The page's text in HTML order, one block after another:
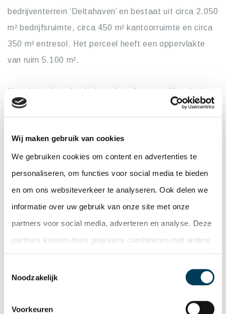
Wij maken gebruik van cookies
We gebruiken cookies om content en advertenties te
personaliseren, om functies voor social media te bieden
en om ons websiteverkeer te analyseren. Ook delen we
informatie over uw gebruik van onze site met onze
partners voor social media, adverteren en analyse. Deze
partners kunnen deze gegevens combineren met andere
informatie die u aan ze heeft verstrekt of die ze hebben
verzameld op basis van uw gebruik van hun services.
Noodzakelijk
Voorkeuren
bedrijventerrein ‘Deltahaven’ en bestaat uit circa 2.050
m² bedrijfsruimte, circa 450 m² kantoorruimte en circa
350 m² entresol. Het perceel heeft een oppervlakte
van ruim 5.100 m².
Het object is verkocht in verhuurde staat. Huurder is
Mteck , een producent van bagger- en overslagkranen.
De Lobel & Partners – real estate experts
adviseerde de kopers bij deze transactie. Verkoper,
eveneens een particuliere belegger, werd geadviseerd
door Saris en Partners makelaars in
bedrijfshuisvesting.
Deel deze pagina
Facebook
TwitterLinkedInWhatsApp
Email